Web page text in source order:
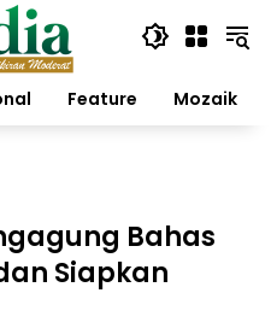
Feature Mozaik
Bahas
Siapkan